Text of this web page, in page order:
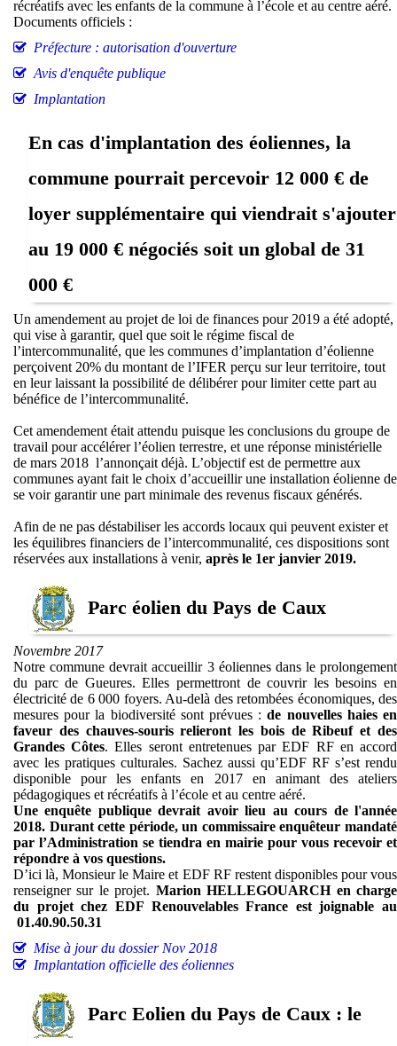
récréatifs avec les enfants de la commune à l’école et au centre aéré.
Documents officiels :
Préfecture : autorisation d'ouverture
Avis d'enquête publique
Implantation
En cas d'implantation des éoliennes, la
commune pourrait percevoir 12 000 € de
loyer supplémentaire qui viendrait s'ajouter
au 19 000 € négociés soit un global de 31
000 €
Un amendement au projet de loi de finances pour 2019 a été adopté,
qui vise à garantir, quel que soit le régime fiscal de
l’intercommunalité, que les communes d’implantation d’éolienne
perçoivent 20% du montant de l’IFER perçu sur leur territoire, tout
en leur laissant la possibilité de délibérer pour limiter cette part au
bénéfice de l’intercommunalité.
Cet amendement était attendu puisque les conclusions du groupe de
travail pour accélérer l’éolien terrestre, et une réponse ministérielle
de mars 2018 l’annonçait déjà. L’objectif est de permettre aux
communes ayant fait le choix d’accueillir une installation éolienne de
se voir garantir une part minimale des revenus fiscaux générés.
Afin de ne pas déstabiliser les accords locaux qui peuvent exister et
les équilibres financiers de l’intercommunalité, ces dispositions sont
réservées aux installations à venir, après le 1er janvier 2019.
Parc éolien du Pays de Caux
Novembre 2017
Notre commune devrait accueillir 3 éoliennes dans le prolongement
du parc de Gueures. Elles permettront de couvrir les besoins en
électricité de 6 000 foyers. Au-delà des retombées économiques, des
mesures pour la biodiversité sont prévues :de nouvelles haies en
faveur des chauves-souris relieront les bois de Ribeuf et des
Grandes Côtes. Elles seront entretenues par EDF RF en accord
avec les pratiques culturales. Sachez aussi qu’EDF RF s’est rendu
disponible pour les enfants en 2017 en animant des ateliers
pédagogiques et récréatifs à l’école et au centre aéré.
Une enquête publique devrait avoir lieu au cours de l'année
2018. Durant cette période, un commissaire enquêteur mandaté
par l’Administration se tiendra en mairie pour vous recevoir et
répondre à vos questions.
D’ici là, Monsieur le Maire et EDF RF restent disponibles pour vous
renseigner sur le projet. Marion HELLEGOUARCH en charge
du projet chez EDF Renouvelables France est joignable au
01.40.90.50.31
Mise à jour du dossier Nov 2018
Implantation officielle des éoliennes
Parc Eolien du Pays de Caux : le